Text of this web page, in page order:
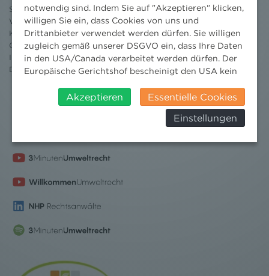
Standorte
Wissenschaft
Karriere
Ombudsstelle
Impressum
Datenschutzerklärung
notwendig sind. Indem Sie auf "Akzeptieren" klicken,
willigen Sie ein, dass Cookies von uns und
Drittanbieter verwendet werden dürfen. Sie willigen
zugleich gemäß unserer DSGVO ein, dass Ihre Daten
in den USA/Canada verarbeitet werden dürfen. Der
Europäische Gerichtshof bescheinigt den USA kein
insbesondere das Risiko, dass ihre Daten durch US-
Behörden, zu Kontroll- und zu
Überwachungszwecken, verarbeitet werden und
werden können. Zudem finden Sie am
Bildschirmrand ein Cookie-Icon wo Sie jederzeit Ihre
Weitere Infomationen finden Sie hier:
Akzeptieren
Essentielle Cookies
Einstellungen